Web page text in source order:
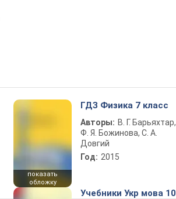
показать
обложку
ГДЗ Физика 7 класс
Авторы: В. Г. Барьяхтар,
Ф. Я. Божинова, С. А.
Довгий
Год: 2015
Учебники Укр мова 10